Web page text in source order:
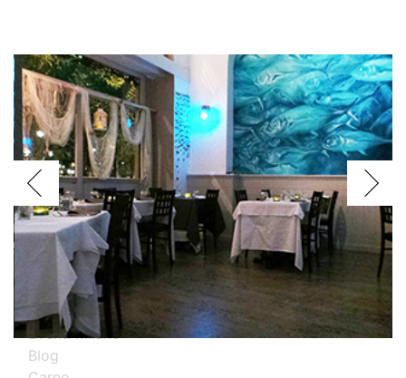
Argentini Brasiliani Cinesi
Giapponesi Spagnoli Thailandesi
Calabresi Campani Emiliani Liguri
Milanesi Piemontesi Pugliesi Romani
Toscani
Prova i nostri migliori ristoranti specializzati
Eventi Milano
Blog